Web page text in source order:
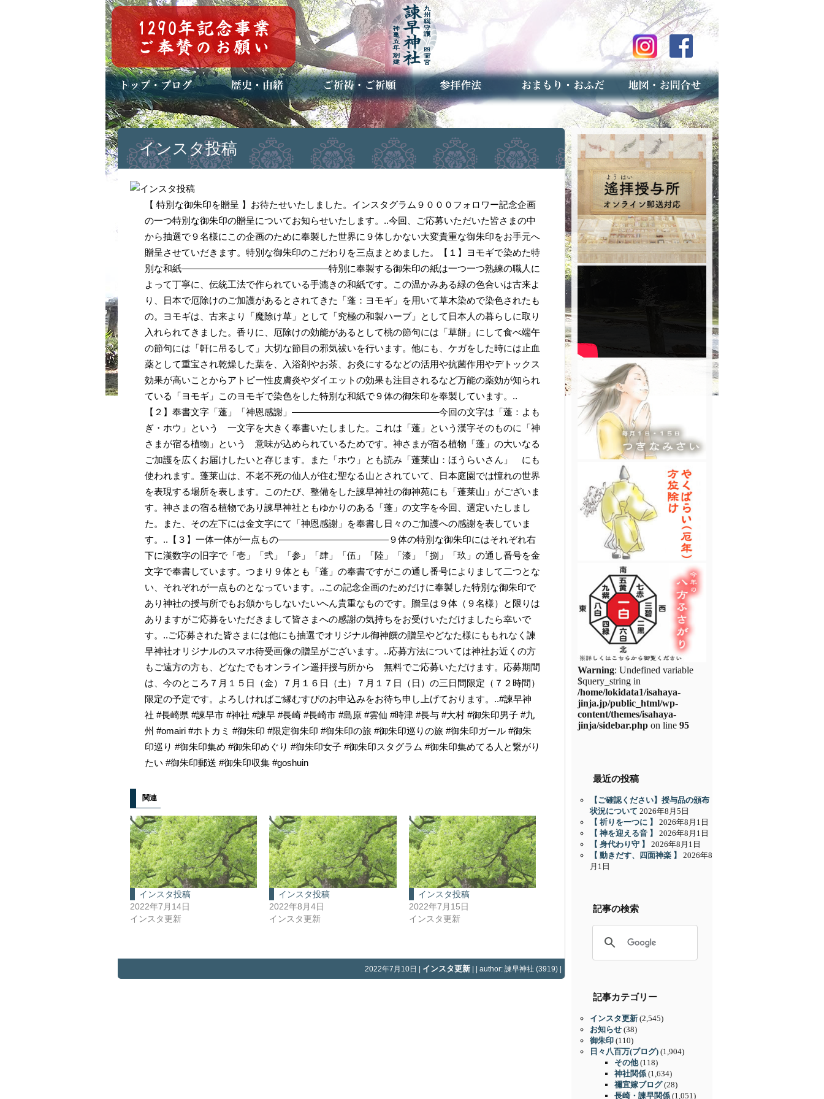
トップページ
ブログ(日々八百万)
お知らせ一覧 歴史・ご祭神
年中行事
メディア掲載 ご祈祷・ご祈願とは
安産祈願
初宮参り
七五三詣
長寿のお祝い
神前結婚式
厄祓い・方位除け
車のお祓い
地鎮祭
神葬祭（神式の葬儀） 神社とは
お参りの作法 授与品のご案内
お焚き上げ（古いお守りのお取り扱い）
アクセスマップ
予約者専用フォーム（事前受付）
インスタ投稿
【 特別な御朱印を贈呈 】お待たせいたしました。インスタグラム９０００フォロワー記念企画
の一つ特別な御朱印の贈呈についてお知らせいたします。..今回、ご応募いただいた皆さまの中
から抽選で９名様にこの企画のために奉製した世界に９体しかない大変貴重な御朱印をお手元へ
贈呈させていだきます。特別な御朱印のこだわりを三点まとめました。【１】ヨモギで染めた特
別な和紙――――――――――――――――特別に奉製する御朱印の紙は一つ一つ熟練の職人に
よって丁寧に、伝統工法で作られている手漉きの和紙です。この温かみある緑の色合いは古来よ
り、日本で厄除けのご加護があるとされてきた「蓬：ヨモギ」を用いて草木染めで染色されたも
の。ヨモギは、古来より「魔除け草」として「究極の和製ハーブ」として日本人の暮らしに取り
入れられてきました。香りに、厄除けの効能があるとして桃の節句には「草餅」にして食べ端午
の節句には「軒に吊るして」大切な節目の邪気祓いを行います。他にも、ケガをした時には止血
薬として重宝され乾燥した葉を、入浴剤やお茶、お灸にするなどの活用や抗菌作用やデトックス
効果が高いことからアトピー性皮膚炎やダイエットの効果も注目されるなど万能の薬効が知られ
ている「ヨモギ」このヨモギで染色をした特別な和紙で９体の御朱印を奉製しています。..
【２】奉書文字「蓬」「神恩感謝」――――――――――――――――今回の文字は「蓬：よも
ぎ・ホウ」という 一文字を大きく奉書いたしました。これは「蓬」という漢字そのものに「神
さまが宿る植物」という 意味が込められているためです。神さまが宿る植物「蓬」の大いなる
ご加護を広くお届けしたいと存じます。また「ホウ」とも読み「蓬莱山：ほうらいさん」 にも
使われます。蓬莱山は、不老不死の仙人が住む聖なる山とされていて、日本庭園では憧れの世界
を表現する場所を表します。このたび、整備をした諫早神社の御神苑にも「蓬莱山」がございま
す。神さまの宿る植物であり諫早神社ともゆかりのある「蓬」の文字を今回、選定いたしまし
た。また、その左下には金文字にて「神恩感謝」を奉書し日々のご加護への感謝を表していま
す。..【３】一体一体が一点もの――――――――――――９体の特別な御朱印にはそれぞれ右
下に漢数字の旧字で「壱」「弐」「参」「肆」「伍」「陸」「漆」「捌」「玖」の通し番号を金
文字で奉書しています。つまり９体とも「蓬」の奉書ですがこの通し番号によりまして二つとな
い、それぞれが一点ものとなっています。..この記念企画のためだけに奉製した特別な御朱印で
あり神社の授与所でもお頒かちしないたいへん貴重なものです。贈呈は９体（９名様）と限りは
ありますがご応募をいただきまして皆さまへの感謝の気持ちをお受けいただけましたら幸いで
す。..ご応募された皆さまには他にも抽選でオリジナル御神饌の贈呈やどなた様にももれなく諫
早神社オリジナルのスマホ待受画像の贈呈がございます。..応募方法については神社お近くの方
もご遠方の方も、どなたでもオンライン遥拝授与所から 無料でご応募いただけます。応募期間
は、今のところ７月１５日（金）７月１６日（土）７月１７日（日）の三日間限定（７２時間）
限定の予定です。よろしければご縁むすびのお申込みをお待ち申し上げております。..#諫早神
社 #長崎県 #諫早市 #神社 #諫早 #長崎 #長崎市 #島原 #雲仙 #時津 #長与 #大村 #御朱印男子 #九
州 #omairi #ホトカミ #御朱印 #限定御朱印 #御朱印の旅 #御朱印巡りの旅 #御朱印ガール #御朱
印巡り #御朱印集め #御朱印めぐり #御朱印女子 #御朱印スタグラム #御朱印集めてる人と繋がり
たい #御朱印郵送 #御朱印収集 #goshuin
関連
インスタ投稿
2022年7月14日
インスタ更新
インスタ投稿
2022年8月4日
インスタ更新
インスタ投稿
2022年7月15日
インスタ更新
2022年7月10日 | インスタ更新 | | author: 諫早神社 (3919) |
Warning: Undefined variable
$query_string in
/home/lokidata1/isahaya-
jinja.jp/public_html/wp-
content/themes/isahaya-
jinja/sidebar.php on line 95
最近の投稿
【ご確認ください】授与品の頒布
状況について 2026年8月5日
【 祈りを一つに 】
2026年8月1日
【 神を迎える音 】
2026年8月1日
【 身代わり守 】
2026年8月1日
【 動きだす、四面神楽 】
2026年8
月1日
記事の検索
記事カテゴリー
インスタ更新 (2,545)
お知らせ (38)
御朱印 (110)
日々八百万(ブログ) (1,904)
その他(118)
神社関係 (1,634)
禰宜嫁ブログ(28)
長崎・諫早関係 (1,051)